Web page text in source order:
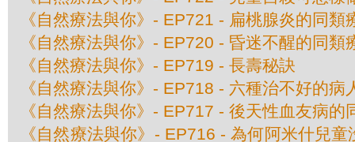
《自然療法與你》- EP721 - 扁桃腺炎的同類
《自然療法與你》- EP720 - 昏迷不醒的同類
《自然療法與你》- EP719 - 長壽秘訣
《自然療法與你》- EP718 - 六種治不好的病
《自然療法與你》- EP717 - 後天性血友病的
《自然療法與你》- EP716 - 為何阿米什兒